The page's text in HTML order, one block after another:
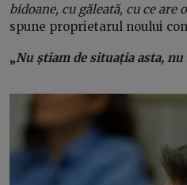
bidoane, cu găleată, cu ce are
spune proprietarul noului
„Nu știam de situația asta,